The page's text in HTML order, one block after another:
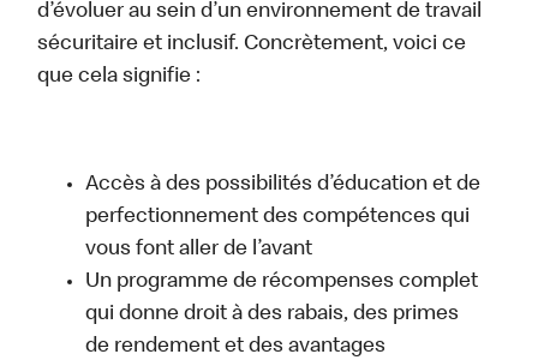
d’évoluer au sein d’un environnement de travail
sécuritaire et inclusif. Concrètement, voici ce
que cela signifie :
Accès à des possibilités d’éducation et de
perfectionnement des compétences qui
vous font aller de l’avant
Un programme de récompenses complet
qui donne droit à des rabais, des primes
de rendement et des avantages